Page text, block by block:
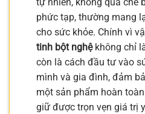
phức tạp, thường mang
cho sức khỏe. Chính vì
tinh bột nghệkhông chỉ
còn là cách đầu tư vào
mình và gia đình, đảm
một sản phẩm hoàn
giữ được trọn vẹn giá trị